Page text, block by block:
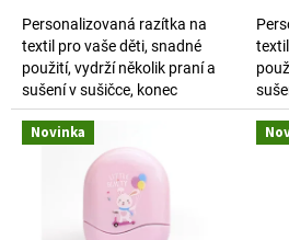
Personalizovaná razítka na
textil pro vaše děti, snadné
použití, vydrží několik praní a
sušení v sušičce, konec
ztrátám věcí, výroba dle vašich
požadavků.
Novinka